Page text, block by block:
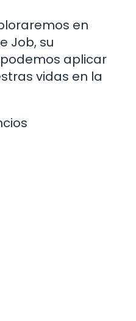
en
Job, su
aplicar
vidas en la